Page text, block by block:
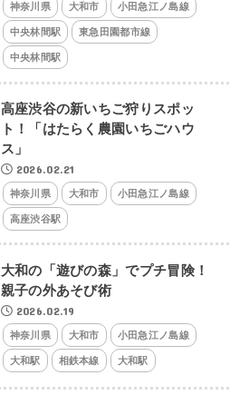
神奈川県 大和市 小田急江ノ島線
中央林間駅 東急田園都市線
中央林間駅
高座渋谷の新いちご狩りスポッ
ト！「はたらく農園いちごハウ
ス」
2026.02.21
神奈川県 大和市 小田急江ノ島線
高座渋谷駅
大和の「遊びの森」でプチ冒険！
親子の外あそび術
2026.02.19
神奈川県 大和市 小田急江ノ島線
大和駅 相鉄本線 大和駅